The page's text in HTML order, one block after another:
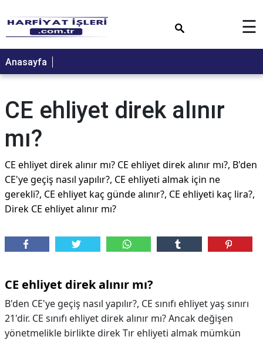
☰
Anasayfa
CE ehliyet direk alınır
mı?
CE ehliyet direk alınır mı? CE ehliyet direk alınır mı?, B'den
CE'ye geçiş nasıl yapılır?, CE ehliyeti almak için ne
gerekli?, CE ehliyet kaç günde alınır?, CE ehliyeti kaç lira?,
Direk CE ehliyet alınır mı?
CE ehliyet direk alınır mı?
B'den CE'ye geçiş nasıl yapılır?, CE sınıfı ehliyet yaş sınırı
21'dir. CE sınıfı ehliyet direk alınır mı? Ancak değişen
yönetmelikle birlikte direk Tır ehliyeti almak mümkün